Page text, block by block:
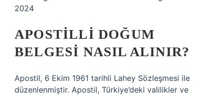
2024
APOSTILLI DOĞUM
BELGESI NASIL ALINIR?
Apostil, 6 Ekim 1961 tarihli Lahey Sözleşmesi ile
düzenlenmiştir. Apostil, Türkiye’deki valilikler ve